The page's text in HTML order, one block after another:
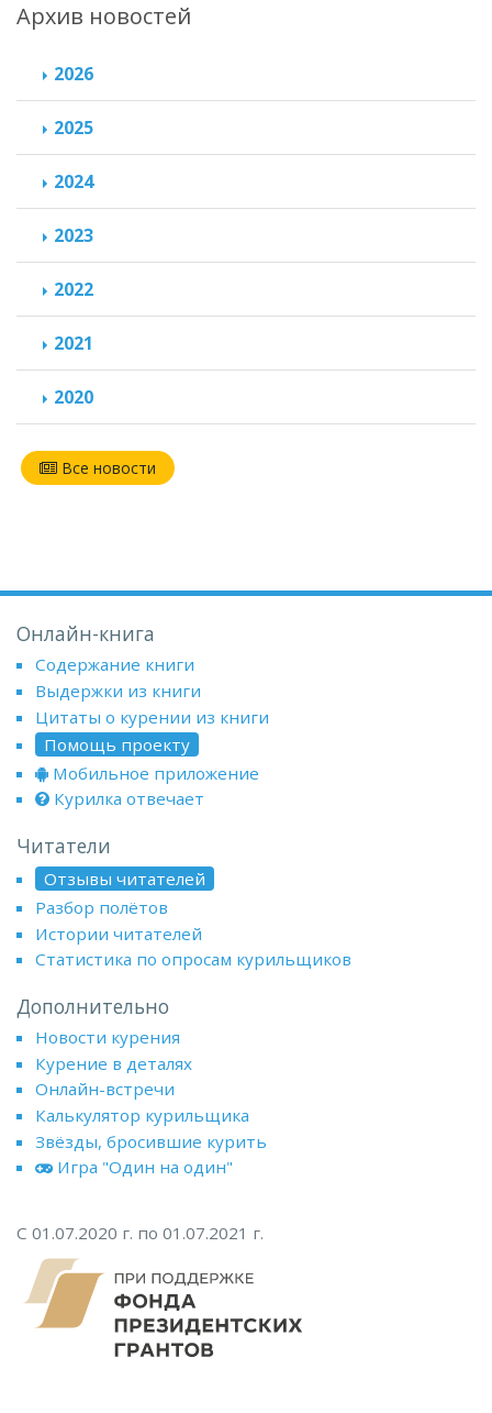
Архив новостей
2026
2025
2024
2023
2022
2021
2020
Все новости
Онлайн-книга
Содержание книги
Выдержки из книги
Цитаты о курении из книги
Помощь проекту
Мобильное приложение
Курилка отвечает
Читатели
Отзывы читателей
Разбор полётов
Истории читателей
Статистика по опросам курильщиков
Дополнительно
Новости курения
Курение в деталях
Онлайн-встречи
Калькулятор курильщика
Звёзды, бросившие курить
Игра "Один на один"
С 01.07.2020 г. по 01.07.2021 г.